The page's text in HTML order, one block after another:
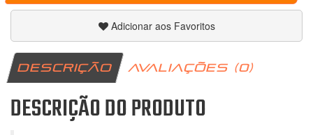
Adicionar aos Favoritos
DESCRIÇÃO AVALIAÇÕES (0)
DESCRIÇÃO DO PRODUTO